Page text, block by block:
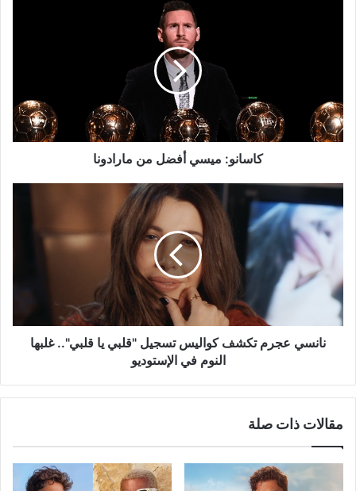
كاسانو: ميسي أفضل من مارادونا
نانسي
عجرم
تكشف
كواليس
تسجيل
"قلبي
يا
قلبي"..
غلبها
النومنانسي عجرم تكشف كواليس تسجيل "قلبي يا قلبي".. غلبها
النوم في الإستوديو
مقالات ذات صلة